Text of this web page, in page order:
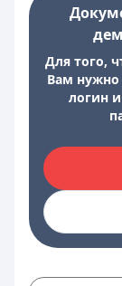
Для того,
Вам нужно
логин